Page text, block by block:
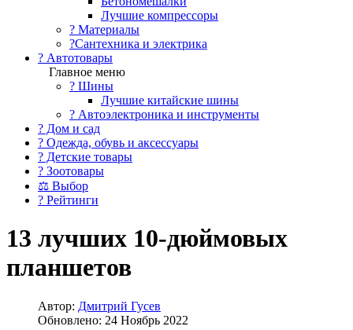
Лучшие компрессоры
? Материалы
?Сантехника и электрика
? Автотовары
Главное меню
? Шины
Лучшие китайские шины
? Автоэлектроника и инструменты
? Дом и сад
? Одежда, обувь и аксессуары
? Детские товары
? Зоотовары
⚖ Выбор
? Рейтинги
13 лучших 10-дюймовых
планшетов
Автор: Дмитрий Гусев
Обновлено: 24 Ноябрь 2022